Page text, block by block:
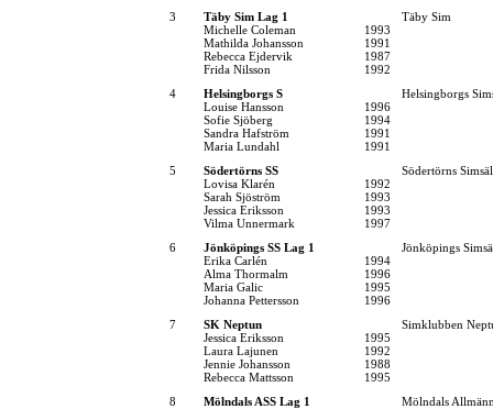
3
Täby Sim Lag 1
Täby Sim
Michelle Coleman
1993
Mathilda Johansson
1991
Rebecca Ejdervik
1987
Frida Nilsson
1992
4
Helsingborgs S
Helsingborgs
Louise Hansson
1996
Sofie Sjöberg
1994
Sandra Hafström
1991
Maria Lundahl
1991
5
Södertörns SS
Södertörns
Lovisa Klarén
1992
Sarah Sjöström
1993
Jessica Eriksson
1993
Vilma Unnermark
1997
6
Jönköpings SS Lag 1
Jönköpings
Erika Carlén
1994
Alma Thormalm
1996
Maria Galic
1995
Johanna Pettersson
1996
7
SK Neptun
Simklubben
Jessica Eriksson
1995
Laura Lajunen
1992
Jennie Johansson
1988
Rebecca Mattsson
1995
8
Mölndals ASS Lag 1
Mölndals